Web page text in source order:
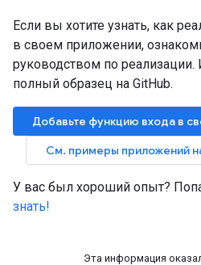
Если вы хотите узнать, как
в своем приложении,
руководством по реализации.
полный образец на GitHub.
Добавьте функцию входа в
См. примеры приложений
У вас был хороший опыт?
знать!
Эта информация